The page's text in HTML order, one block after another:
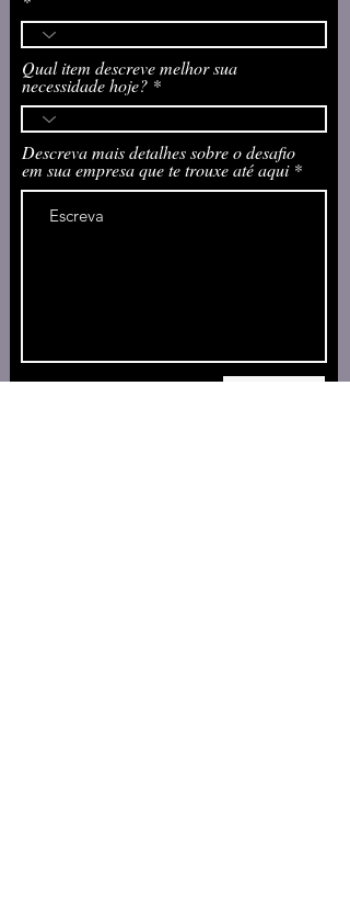
Qual item descreve melhor sua
necessidade hoje?
Descreva mais detalhes sobre o desafio
em sua empresa que te trouxe até aqui